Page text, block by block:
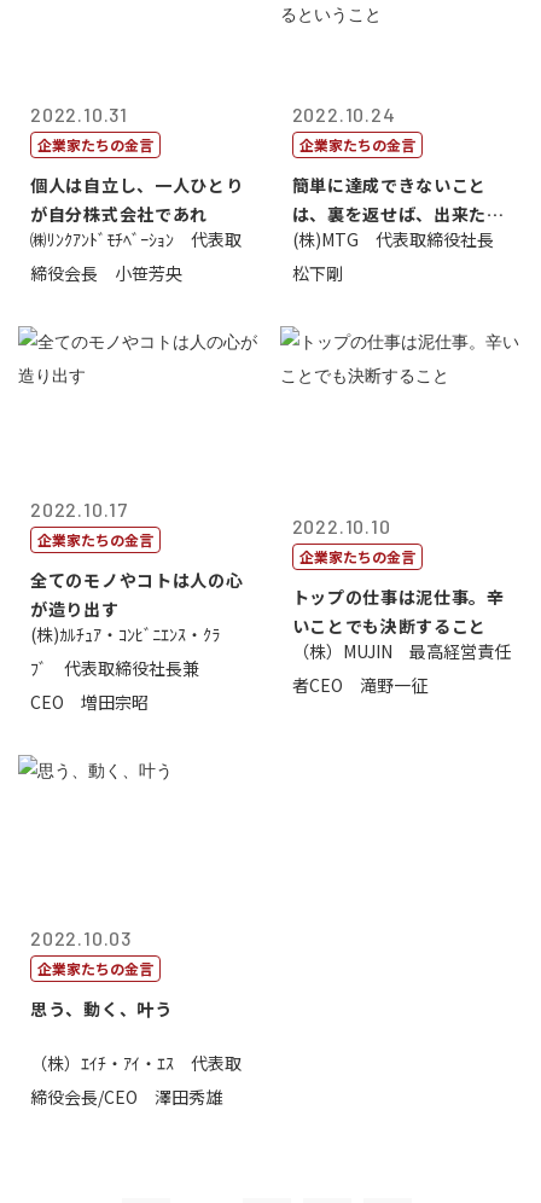
2022.10.31
企業家たちの金言
個人は自立し、一人ひとり
が自分株式会社であれ
㈱ﾘﾝｸｱﾝﾄﾞﾓﾁﾍﾞｰｼｮﾝ 代表取
締役会長 小笹芳央
2022.10.24
企業家たちの金言
簡単に達成できないこと
は、裏を返せば、出来たら
価値があるとい...
(株)MTG 代表取締役社長
松下剛
2022.10.17
企業家たちの金言
全てのモノやコトは人の心
が造り出す
(株)ｶﾙﾁｭｱ・ｺﾝﾋﾞﾆｴﾝｽ・ｸﾗ
ﾌﾞ 代表取締役社長兼
CEO 増田宗昭
2022.10.10
企業家たちの金言
トップの仕事は泥仕事。辛
いことでも決断すること
（株）MUJIN 最高経営責任
者CEO 滝野一征
2022.10.03
企業家たちの金言
思う、動く、叶う
（株）ｴｲﾁ・ｱｲ・ｴｽ 代表取
締役会長/CEO 澤田秀雄